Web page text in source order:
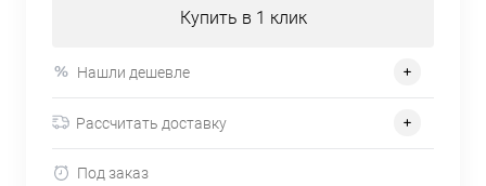
Купить в 1 клик
Нашли дешевле
Рассчитать доставку
Под заказ